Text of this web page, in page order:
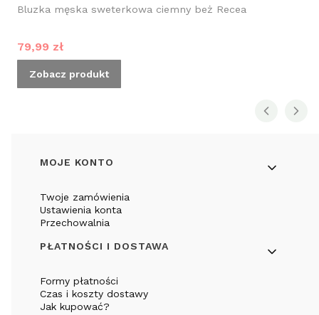
Bluzka męska sweterkowa ciemny beż Recea
Cena promocyjna
79,99 zł
Zobacz produkt
Linki w stopce
MOJE KONTO
Twoje zamówienia
Ustawienia konta
Przechowalnia
PŁATNOŚCI I DOSTAWA
Formy płatności
Czas i koszty dostawy
Jak kupować?